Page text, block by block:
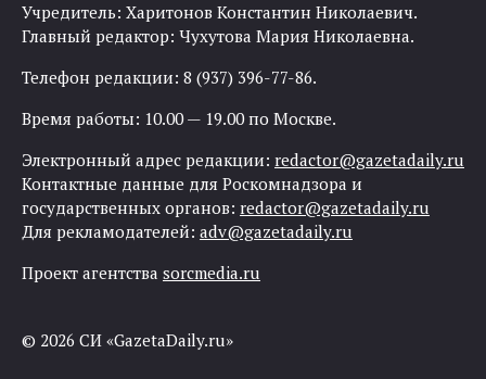
Учредитель: Харитонов Константин Николаевич.
Главный редактор: Чухутова Мария Николаевна.
Телефон редакции: 8 (937) 396-77-86.
Время работы: 10.00 — 19.00 по Москве.
Электронный адрес редакции: redactor@gazetadaily.ru
Контактные данные для Роскомнадзора и
государственных органов: redactor@gazetadaily.ru
Для рекламодателей: adv@gazetadaily.ru
Проект агентства sorcmedia.ru
© 2026 СИ «GazetaDaily.ru»